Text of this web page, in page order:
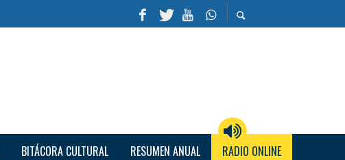
BITÁCORA CULTURAL RESUMEN ANUAL RADIO ONLINE